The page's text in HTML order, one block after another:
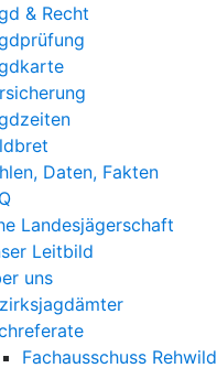
& Recht
Daten, Fakten
Landesjägerschaft
Leitbild
uns
Fachausschuss Rehwild